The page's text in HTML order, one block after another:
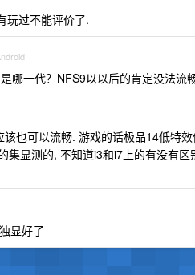
玩过不能评价了.
哪一代？NFS9以以后的肯定没法流
也可以流畅. 游戏的话极品14低特
集显测的, 不知道i3和i7上的有没有区
显好了